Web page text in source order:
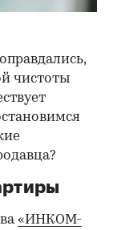
чистоты
«ИНКОМ-